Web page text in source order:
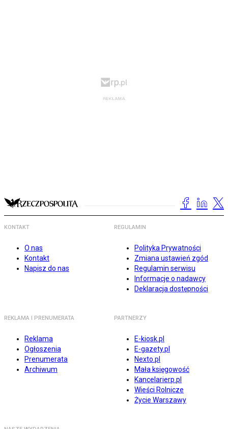
KONTAKT
O nas
Kontakt
Napisz do nas
REGULAMIN
Polityka Prywatności
Zmiana ustawień zgód
Regulamin serwisu
Informacje o nadawcy
Deklaracja dostępności
REKLAMA I PRENUMERATA
Reklama
Ogłoszenia
Prenumerata
Archiwum
PARTNERZY
E-kiosk.pl
E-gazety.pl
Nexto.pl
Mała księgowość
Kancelarierp.pl
Wieści Rolnicze
Życie Warszawy